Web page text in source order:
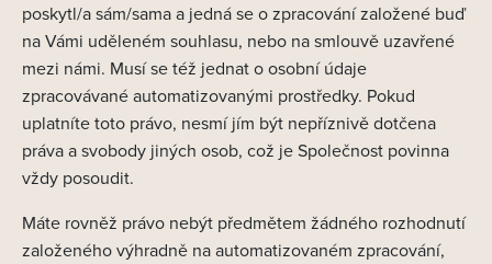
poskytl/a sám/sama a jedná se o zpracování založené buď
na Vámi uděleném souhlasu, nebo na smlouvě uzavřené
mezi námi. Musí se též jednat o osobní údaje
zpracovávané automatizovanými prostředky. Pokud
uplatníte toto právo, nesmí jím být nepříznivě dotčena
práva a svobody jiných osob, což je Společnost povinna
vždy posoudit.
Máte rovněž právo nebýt předmětem žádného rozhodnutí
založeného výhradně na automatizovaném zpracování,